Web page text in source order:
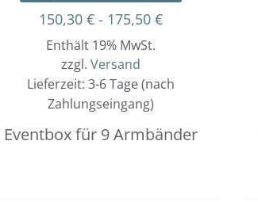
150,30 €- 175,50 €
Enthält 19% MwSt.
zzgl. Versand
Lieferzeit: 3-6 Tage (nach
Zahlungseingang)
Eventbox für 9 Armbänder